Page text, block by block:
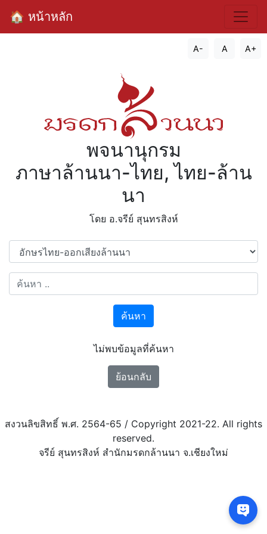
🏠 หน้าหลัก
A- A A+
พจนานุกรม
ภาษาล้านนา-ไทย, ไทย-ล้าน
นา
โดย อ.จรีย์​ สุนทรสิงห์
ค้นหา
ไม่พบข้อมูลที่ค้นหา
ย้อนกลับ
สงวนลิขสิทธิ์ พ.ศ. 2564-65 / Copyright 2021-22. All rights
reserved.
จรีย์ สุนทรสิงห์ สำนักมรดกล้านนา จ.เชียงใหม่